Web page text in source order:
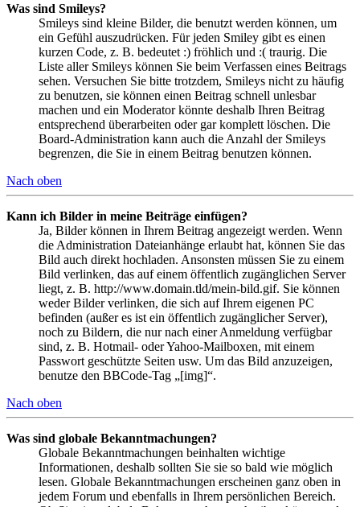
Was sind Smileys?
Smileys sind kleine Bilder, die benutzt werden können, um
ein Gefühl auszudrücken. Für jeden Smiley gibt es einen
kurzen Code, z. B. bedeutet :) fröhlich und :( traurig. Die
Liste aller Smileys können Sie beim Verfassen eines Beitrags
sehen. Versuchen Sie bitte trotzdem, Smileys nicht zu häufig
zu benutzen, sie können einen Beitrag schnell unlesbar
machen und ein Moderator könnte deshalb Ihren Beitrag
entsprechend überarbeiten oder gar komplett löschen. Die
Board-Administration kann auch die Anzahl der Smileys
begrenzen, die Sie in einem Beitrag benutzen können.
Nach oben
Kann ich Bilder in meine Beiträge einfügen?
Ja, Bilder können in Ihrem Beitrag angezeigt werden. Wenn
die Administration Dateianhänge erlaubt hat, können Sie das
Bild auch direkt hochladen. Ansonsten müssen Sie zu einem
Bild verlinken, das auf einem öffentlich zugänglichen Server
liegt, z. B. http://www.domain.tld/mein-bild.gif. Sie können
weder Bilder verlinken, die sich auf Ihrem eigenen PC
befinden (außer es ist ein öffentlich zugänglicher Server),
noch zu Bildern, die nur nach einer Anmeldung verfügbar
sind, z. B. Hotmail- oder Yahoo-Mailboxen, mit einem
Passwort geschützte Seiten usw. Um das Bild anzuzeigen,
benutze den BBCode-Tag „[img]“.
Nach oben
Was sind globale Bekanntmachungen?
Globale Bekanntmachungen beinhalten wichtige
Informationen, deshalb sollten Sie sie so bald wie möglich
lesen. Globale Bekanntmachungen erscheinen ganz oben in
jedem Forum und ebenfalls in Ihrem persönlichen Bereich.